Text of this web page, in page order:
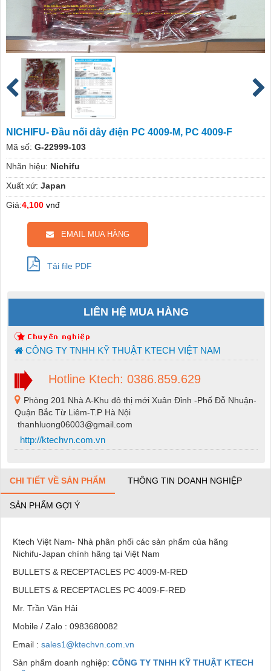
NICHIFU- Đầu nối dây điện PC 4009-M, PC 4009-F
Mã số: G-22999-103
Nhãn hiệu: Nichifu
Xuất xứ: Japan
Giá:4,100 vnđ
EMAIL MUA HÀNG
Tải file PDF
LIÊN HỆ MUA HÀNG
CÔNG TY TNHH KỸ THUẬT KTECH VIỆT NAM
Hotline Ktech: 0386.859.629
Phòng 201 Nhà A-Khu đô thị mới Xuân Đỉnh -Phố Đỗ Nhuận-
Quận Bắc Từ Liêm-T.P Hà Nội
thanhluong06003@gmail.com
http://ktechvn.com.vn
CHI TIẾT VỀ SẢN PHẨM THÔNG TIN DOANH NGHIỆP
SẢN PHẨM GỢI Ý
Ktech Việt Nam- Nhà phân phối các sản phẩm của hãng
Nichifu-Japan chính hãng tại Việt Nam
BULLETS & RECEPTACLES PC 4009-M-RED
BULLETS & RECEPTACLES PC 4009-F-RED
Mr. Trần Văn Hải
Mobile / Zalo : 0983680082
Email : sales1@ktechvn.com.vn
Sản phẩm doanh nghiệp: CÔNG TY TNHH KỸ THUẬT KTECH